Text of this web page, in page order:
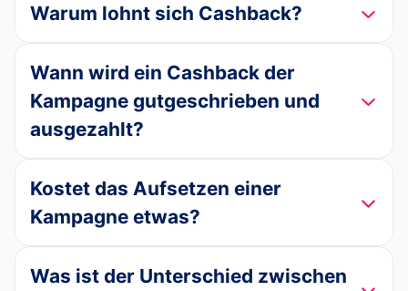
Warum lohnt sich Cashback?
Wann wird ein Cashback der
Kampagne gutgeschrieben und
ausgezahlt?
Kostet das Aufsetzen einer
Kampagne etwas?
Was ist der Unterschied zwischen